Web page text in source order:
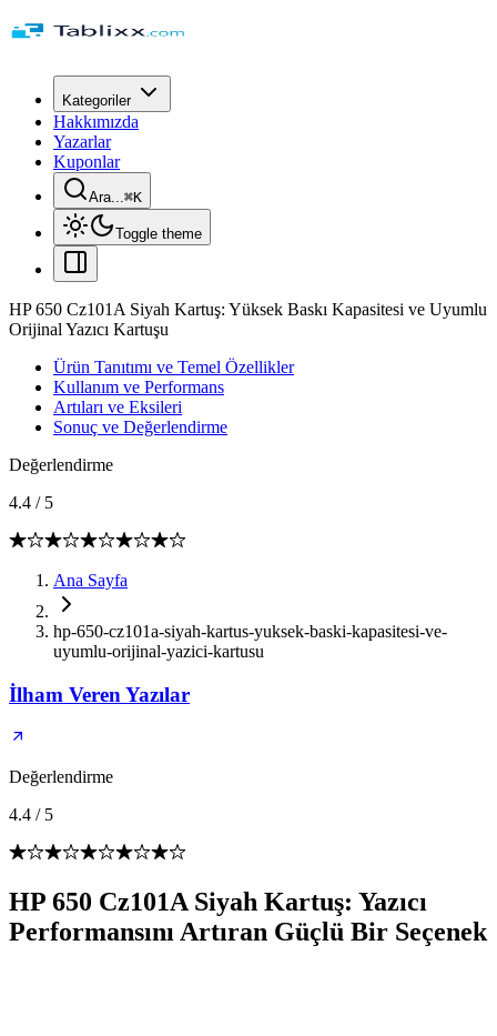
Kategoriler
Hakkımızda
Yazarlar
Kuponlar
Ara...⌘K
Toggle theme
HP 650 Cz101A Siyah Kartuş: Yüksek Baskı Kapasitesi ve Uyumlu
Orijinal Yazıcı Kartuşu
Ürün Tanıtımı ve Temel Özellikler
Kullanım ve Performans
Artıları ve Eksileri
Sonuç ve Değerlendirme
Değerlendirme
4.4 / 5
Ana Sayfa
hp-650-cz101a-siyah-kartus-yuksek-baski-kapasitesi-ve-
uyumlu-orijinal-yazici-kartusu
İlham Veren Yazılar
Değerlendirme
4.4 / 5
HP 650 Cz101A Siyah Kartuş: Yazıcı
Performansını Artıran Güçlü Bir Seçenek